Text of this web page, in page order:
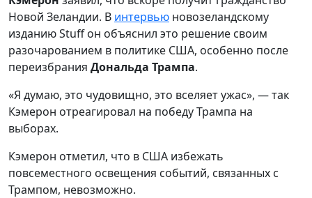
Новой Зеландии. В интервью новозеландскому
изданию Stuff он объяснил это решение своим
разочарованием в политике США, особенно после
переизбрания Дональда Трампа.
«Я думаю, это чудовищно, это вселяет ужас», — так
Кэмерон отреагировал на победу Трампа на
выборах.
Кэмерон отметил, что в США избежать
повсеместного освещения событий, связанных с
Трампом, невозможно.